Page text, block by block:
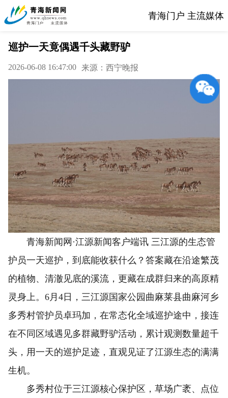
青海门户 主流媒体
巡护一天竟偶遇千头藏野驴
2026-06-08 16:47:00 来源：西宁晚报
青海新闻网·江源新闻客户端讯 三江源的生态管
护员一天巡护，到底能收获什么？答案藏在沿途繁茂
的植物、清澈见底的溪流，更藏在成群归来的高原精
灵身上。6月4日，三江源国家公园曲麻莱县曲麻河乡
多秀村管护员卓玛加，在常态化全域巡护途中，接连
在不同区域遇见多群藏野驴活动，累计观测数量超千
头，用一天的巡护足迹，直观见证了江源生态的满满
生机。
多秀村位于三江源核心保护区，草场广袤、点位